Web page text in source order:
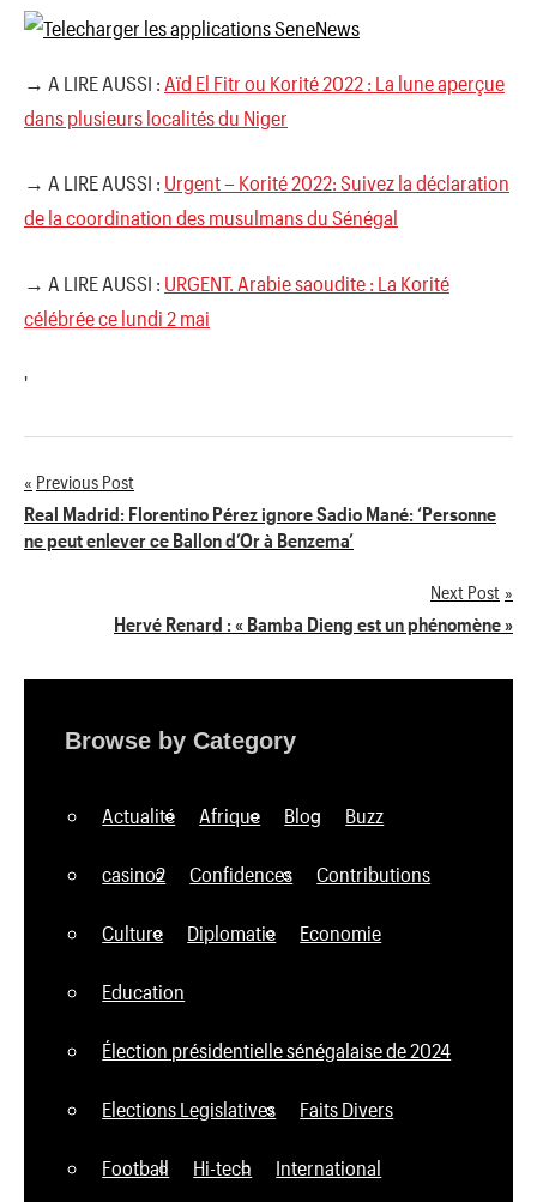
→ A LIRE AUSSI : Aïd El Fitr ou Korité 2022 : La lune aperçue
dans plusieurs localités du Niger
→ A LIRE AUSSI : Urgent – Korité 2022: Suivez la déclaration
de la coordination des musulmans du Sénégal
→ A LIRE AUSSI : URGENT. Arabie saoudite : La Korité
célébrée ce lundi 2 mai
'
Navigation
de
Previous Post
Real Madrid: Florentino Pérez ignore Sadio Mané: ‘Personne
ne peut enlever ce Ballon d’Or à Benzema’
Next Post
Hervé Renard : « Bamba Dieng est un phénomène »
Browse by Category
Actualité Afrique Blog Buzz
casino2 Confidences Contributions
Culture Diplomatie Economie
Education
Élection présidentielle sénégalaise de 2024
Elections Legislatives Faits Divers
Football Hi-tech International